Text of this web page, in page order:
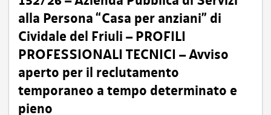
alla Persona “Casa per anziani” di
Cividale del Friuli – PROFILI
PROFESSIONALI TECNICI – Avviso
aperto per il reclutamento
temporaneo a tempo determinato e
pieno